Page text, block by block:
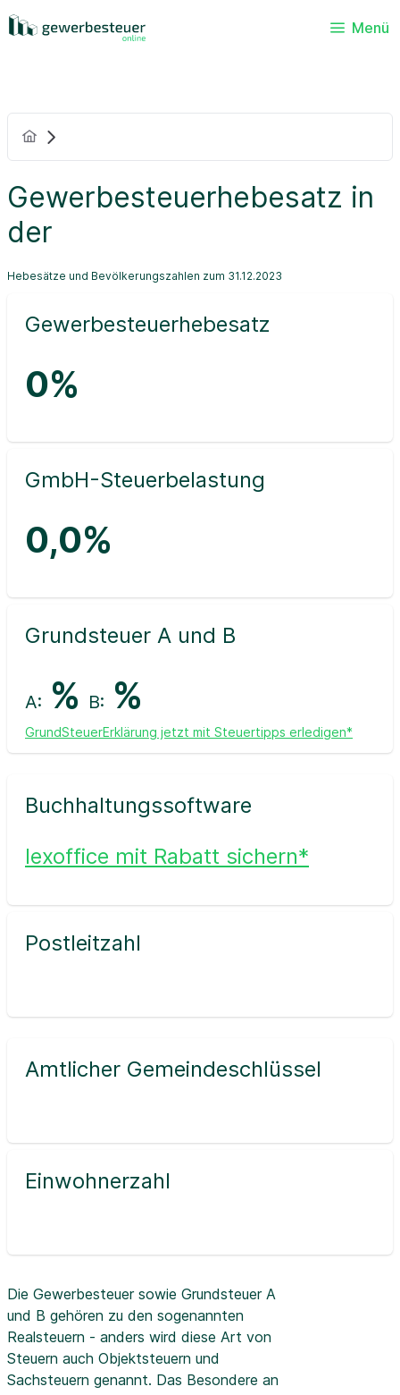
Menü
Gewerbesteuerhebesatz in
der
Hebesätze und Bevölkerungszahlen zum 31.12.2023
Gewerbesteuerhebesatz
0%
GmbH-Steuerbelastung
0,0%
Grundsteuer A und B
A: % B: %
GrundSteuerErklärung jetzt mit Steuertipps erledigen*
Buchhaltungssoftware
lexoffice mit Rabatt sichern*
Postleitzahl
Amtlicher Gemeindeschlüssel
Einwohnerzahl
Die Gewerbesteuer sowie Grundsteuer A
und B gehören zu den sogenannten
Realsteuern - anders wird diese Art von
Steuern auch Objektsteuern und
Sachsteuern genannt. Das Besondere an